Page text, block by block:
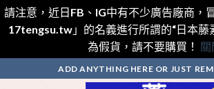
請注意，近日FB、IG中有不少廣告廠商，
17tengsu.tw」的名義進行所謂的“日本藤
為假貨，請不要購買！ 關
to
ADD ANYTHING HERE OR JUST